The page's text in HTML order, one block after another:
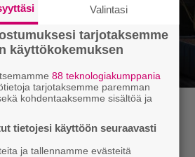
voi kokea
arjen – jokaisella
oma hulvaton,
Valintasi
tarjotaksemme
käyttökokemuksen
88 teknologiakumppania
tarjotaksemme paremman
kohdentaaksemme sisältöä ja
tietojesi käyttöön seuraavasti
ja tallennamme evästeitä